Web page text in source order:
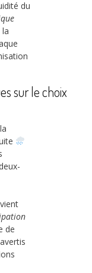
du
sur le choix
de